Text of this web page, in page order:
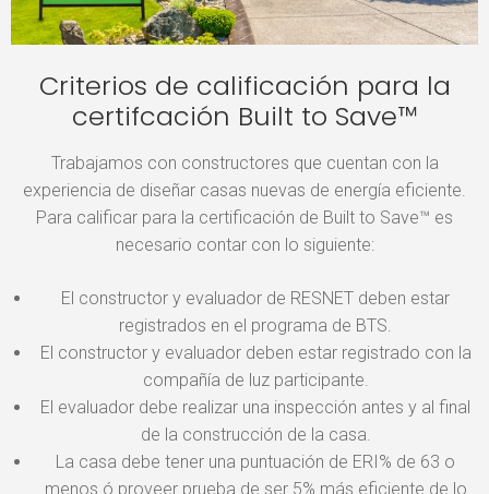
Criterios de calificación para la
certifcación Built to Save™
Trabajamos con constructores que cuentan con la
experiencia de diseñar casas nuevas de energía eficiente.
Para calificar para la certificación de Built to Save™ es
necesario contar con lo siguiente:
El constructor y evaluador de RESNET deben estar
registrados en el programa de BTS.
El constructor y evaluador deben estar registrado con la
compañía de luz participante.
El evaluador debe realizar una inspección antes y al final
de la construcción de la casa.
La casa debe tener una puntuación de ERI% de 63 o
menos ó proveer prueba de ser 5% más eficiente de lo